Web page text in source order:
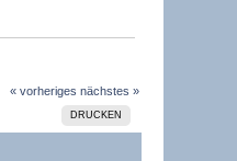
« vorheriges nächstes »
DRUCKEN